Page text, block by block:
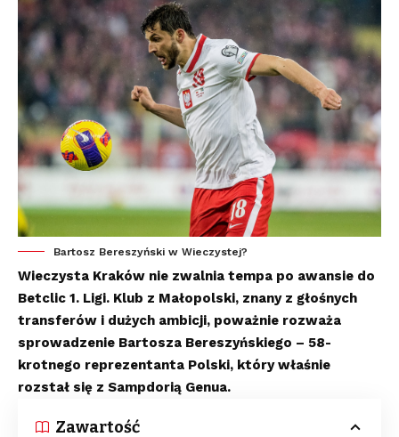
Bartosz Bereszyński w Wieczystej?
Wieczysta Kraków nie zwalnia tempa po awansie do
Betclic 1. Ligi. Klub z Małopolski, znany z głośnych
transferów i dużych ambicji, poważnie rozważa
sprowadzenie Bartosza Bereszyńskiego – 58-
krotnego reprezentanta Polski, który właśnie
rozstał się z Sampdorią Genua.
Zawartość